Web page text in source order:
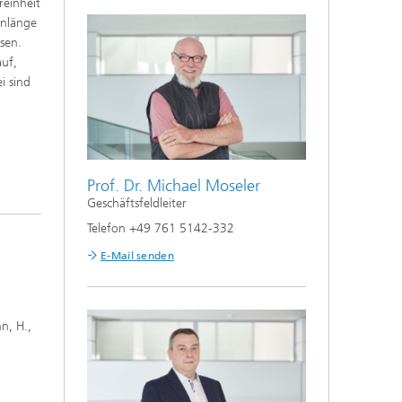
Lebensdauerkonzepte für
Wasserstoffanwendungen
Anwendungsfeld Wasserstoff
sind
H.,
Prof. Dr. Michael Moseler
Geschäftsfeldleiter
Telefon +49 761 5142-332
E-Mail senden